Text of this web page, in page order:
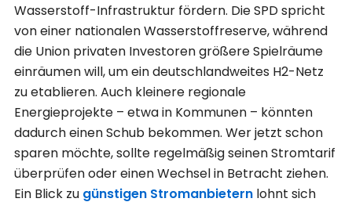
Wasserstoff-Infrastruktur fördern. Die SPD spricht
von einer nationalen Wasserstoffreserve, während
die Union privaten Investoren größere Spielräume
einräumen will, um ein deutschlandweites H2-Netz
zu etablieren. Auch kleinere regionale
Energieprojekte – etwa in Kommunen – könnten
dadurch einen Schub bekommen. Wer jetzt schon
sparen möchte, sollte regelmäßig seinen Stromtarif
überprüfen oder einen Wechsel in Betracht ziehen.
Ein Blick zu günstigen Stromanbietern lohnt sich